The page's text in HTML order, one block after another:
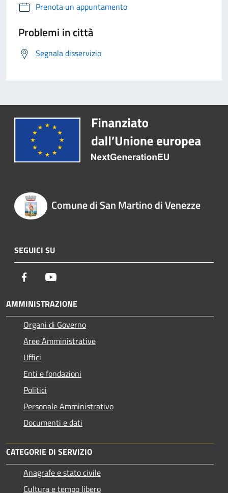
Prenota un appuntamento
Problemi in città
Segnala disservizio
Comune di San Martino di Venezze
SEGUICI SU
Facebook
AMMINISTRAZIONE
Organi di Governo
Aree Amministrative
Uffici
Enti e fondazioni
Politici
Personale Amministrativo
Documenti e dati
CATEGORIE DI SERVIZIO
Anagrafe e stato civile
Cultura e tempo libero